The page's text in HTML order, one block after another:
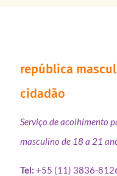
república
cidadão
Serviço de acolhimento
masculino de 18 a 21
Tel: +55 (11) 3836-